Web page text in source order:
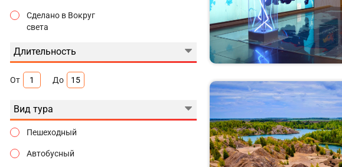
Сделано в Вокруг
света
Длительность
От До
Вид тура
Пешеходный
Автобусный